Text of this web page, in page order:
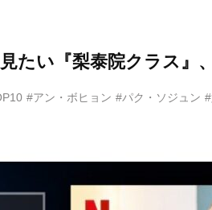
たい『梨泰院クラス』
#アン・ボヒョン #パク・ソジュン